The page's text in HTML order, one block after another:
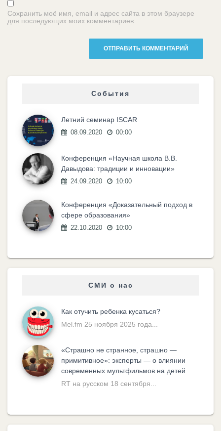
Сохранить моё имя, email и адрес сайта в этом браузере
для последующих моих комментариев.
События
Летний семинар ISCAR
08.09.2020 00:00
Конференция «Научная школа В.В.
Давыдова: традиции и инновации»
24.09.2020 10:00
Конференция «Доказательный подход в
сфере образования»
22.10.2020 10:00
СМИ о нас
Как отучить ребенка кусаться?
Mel.fm 25 ноября 2025 года...
«Cтрашно не странное, страшно —
примитивное»: эксперты — о влиянии
современных мультфильмов на детей
RT на русском 18 сентября...